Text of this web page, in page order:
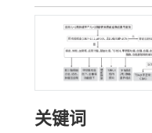
关键词